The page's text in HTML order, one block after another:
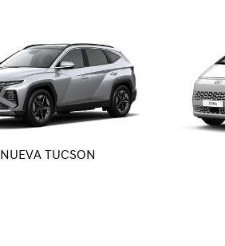
NUEVA TUCSON